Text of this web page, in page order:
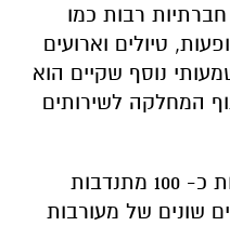
חברתיות רבות כמו
טיולים וארועים
נוסף שקיים הוא
המחלקה לשירותים
בפרוייקט זה פעילים ופעילות כ- 100 מתנדבות
שונים של מעורבות